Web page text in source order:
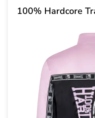
100% Hardcore